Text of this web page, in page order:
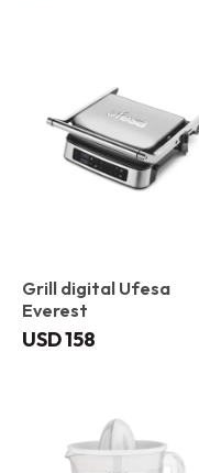
Grill digital Ufesa
Everest
USD158